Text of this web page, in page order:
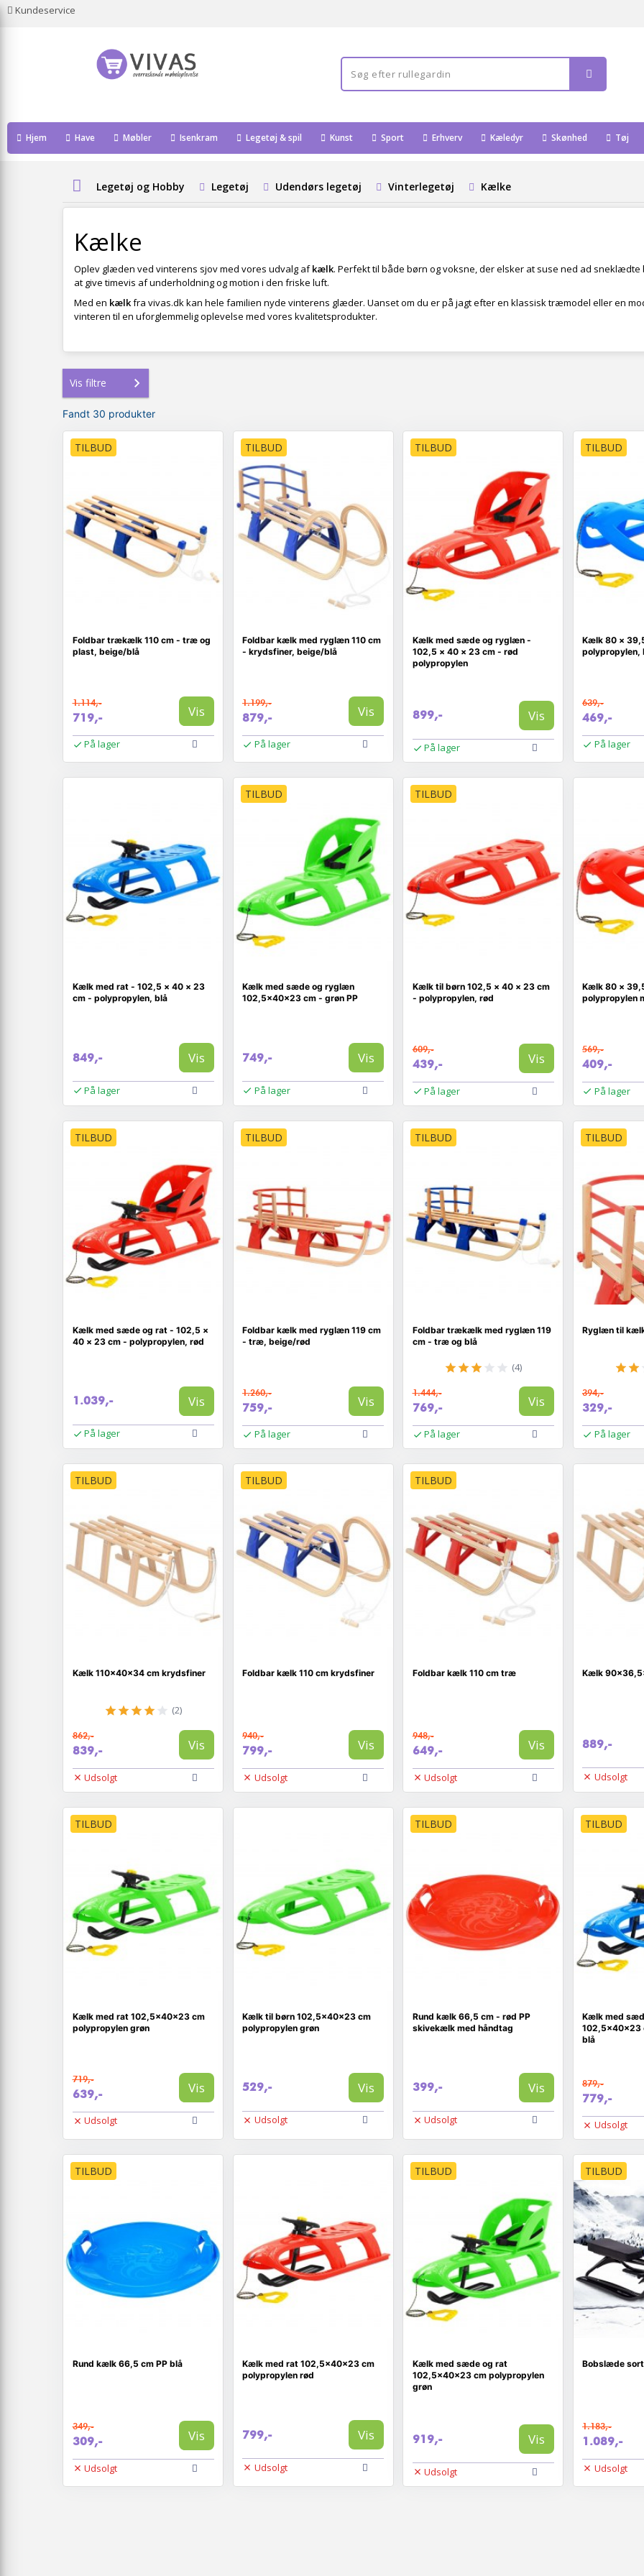
Kundeservice
Hjem Have Møbler Isenkram Legetøj & spil Kunst Sport Erhverv Kæledyr Skønhed Tøj
Legetøj og Hobby Legetøj Udendørs legetøj Vinterlegetøj Kælke
Kælke
Oplev glæden ved vinterens sjov med vores udvalg afkælk. Perfekt til både børn og voksne, der elsker at suse ned ad
at give timevis af underholdning og motion i den friske luft.
Med en kælkfra vivas.dk kan hele familien nyde vinterens glæder. Uanset om du er på jagt efter en klassisk træmodel eller en
vinteren til en uforglemmelig oplevelse med vores kvalitetsprodukter.
Vis filtre
Fandt 30 produkter
TILBUD
Foldbar trækælk 110 cm - træ og
plast, beige/blå
1.114,-
719,- Vis
På lager
TILBUD
Foldbar kælk med ryglæn 110 cm
- krydsfiner, beige/blå
1.199,-
879,- Vis
På lager
TILBUD
Kælk med sæde og ryglæn -
102,5 × 40 × 23 cm - rød
polypropylen
899,- Vis
På lager
TILBUD
Kælk 80 ×
polypropylen,
639,-
469,-
På lager
Kælk med rat - 102,5 × 40 × 23
cm - polypropylen, blå
849,- Vis
På lager
TILBUD
Kælk med sæde og ryglæn
102,5×40×23 cm - grøn PP
749,- Vis
På lager
TILBUD
Kælk til børn 102,5 × 40 × 23 cm
- polypropylen, rød
609,-
439,- Vis
På lager
Kælk 80 ×
polypropylen
569,-
409,-
På lager
TILBUD
Kælk med sæde og rat - 102,5 ×
40 × 23 cm - polypropylen, rød
1.039,- Vis
På lager
TILBUD
Foldbar kælk med ryglæn 119 cm
- træ, beige/rød
1.260,-
759,- Vis
På lager
TILBUD
Foldbar trækælk med ryglæn 119
cm - træ og blå
(4)
1.444,-
769,- Vis
På lager
TILBUD
Ryglæn til
394,-
329,-
På lager
TILBUD
Kælk 110x40x34 cm krydsfiner
(2)
862,-
839,- Vis
Udsolgt
TILBUD
Foldbar kælk 110 cm krydsfiner
940,-
799,- Vis
Udsolgt
TILBUD
Foldbar kælk 110 cm træ
948,-
649,- Vis
Udsolgt
Kælk
889,-
Udsolgt
TILBUD
Kælk med rat 102,5x40x23 cm
polypropylen grøn
719,-
639,- Vis
Udsolgt
Kælk til børn 102,5x40x23 cm
polypropylen grøn
529,- Vis
Udsolgt
TILBUD
Rund kælk 66,5 cm - rød PP
skivekælk med håndtag
399,- Vis
Udsolgt
TILBUD
Kælk med
102,5x40x23
blå
879,-
779,-
Udsolgt
TILBUD
Rund kælk 66,5 cm PP blå
349,-
309,- Vis
Udsolgt
Kælk med rat 102,5x40x23 cm
polypropylen rød
799,- Vis
Udsolgt
TILBUD
Kælk med sæde og rat
102,5x40x23 cm polypropylen
grøn
919,- Vis
Udsolgt
TILBUD
Bobslæde
1.183,-
1.089,-
Udsolgt